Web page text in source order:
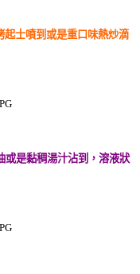
起士噴到或是重口味熱炒滴
或是黏稠湯汁沾到，溶液狀